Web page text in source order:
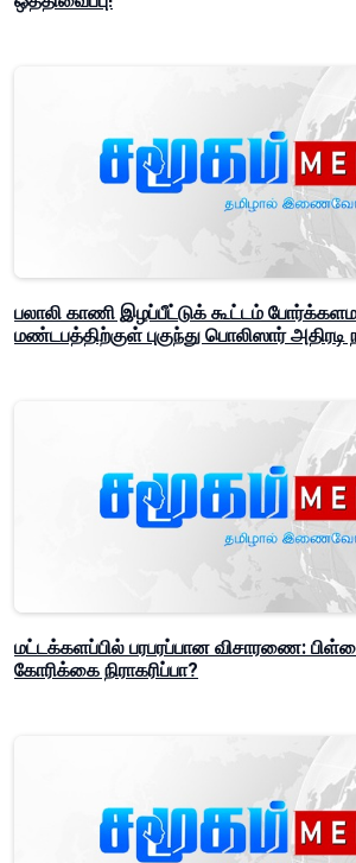
பலாலி காணி இழப்பீட்டுக் கூட்டம்
மண்டபத்திற்குள் புகுந்து பொலிஸார்
மட்டக்களப்பில் பரபரப்பான விசாரணை:
கோரிக்கை நிராகரிப்பா?